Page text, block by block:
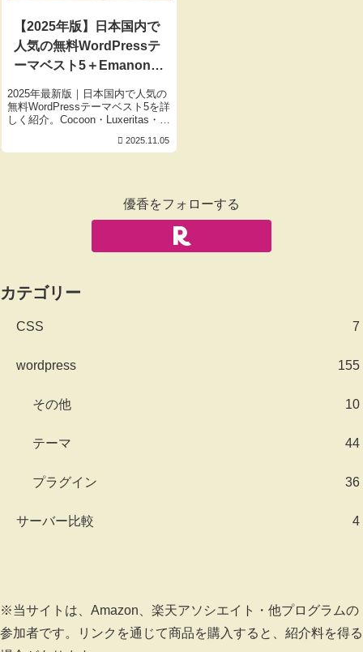
【2025年版】日本国内で
人気の無料WordPressテ
ーマベスト5＋Emanon
2025年最新版｜日本国内で人気の
無料WordPressテーマベスト5を詳
しく紹介。Cocoon・Luxeritas・
え、番外編としてEmanon Freeも
2025.11.05
優香をフォローする
カテゴリー
CSS 7
wordpress 155
その他 10
テーマ 44
プラグイン 36
サーバー比較 4
※当サイトは、Amazon、楽天アソシエイト・他プログラムの
参加者です。リンクを通じて商品を購入すると、紹介料を得る